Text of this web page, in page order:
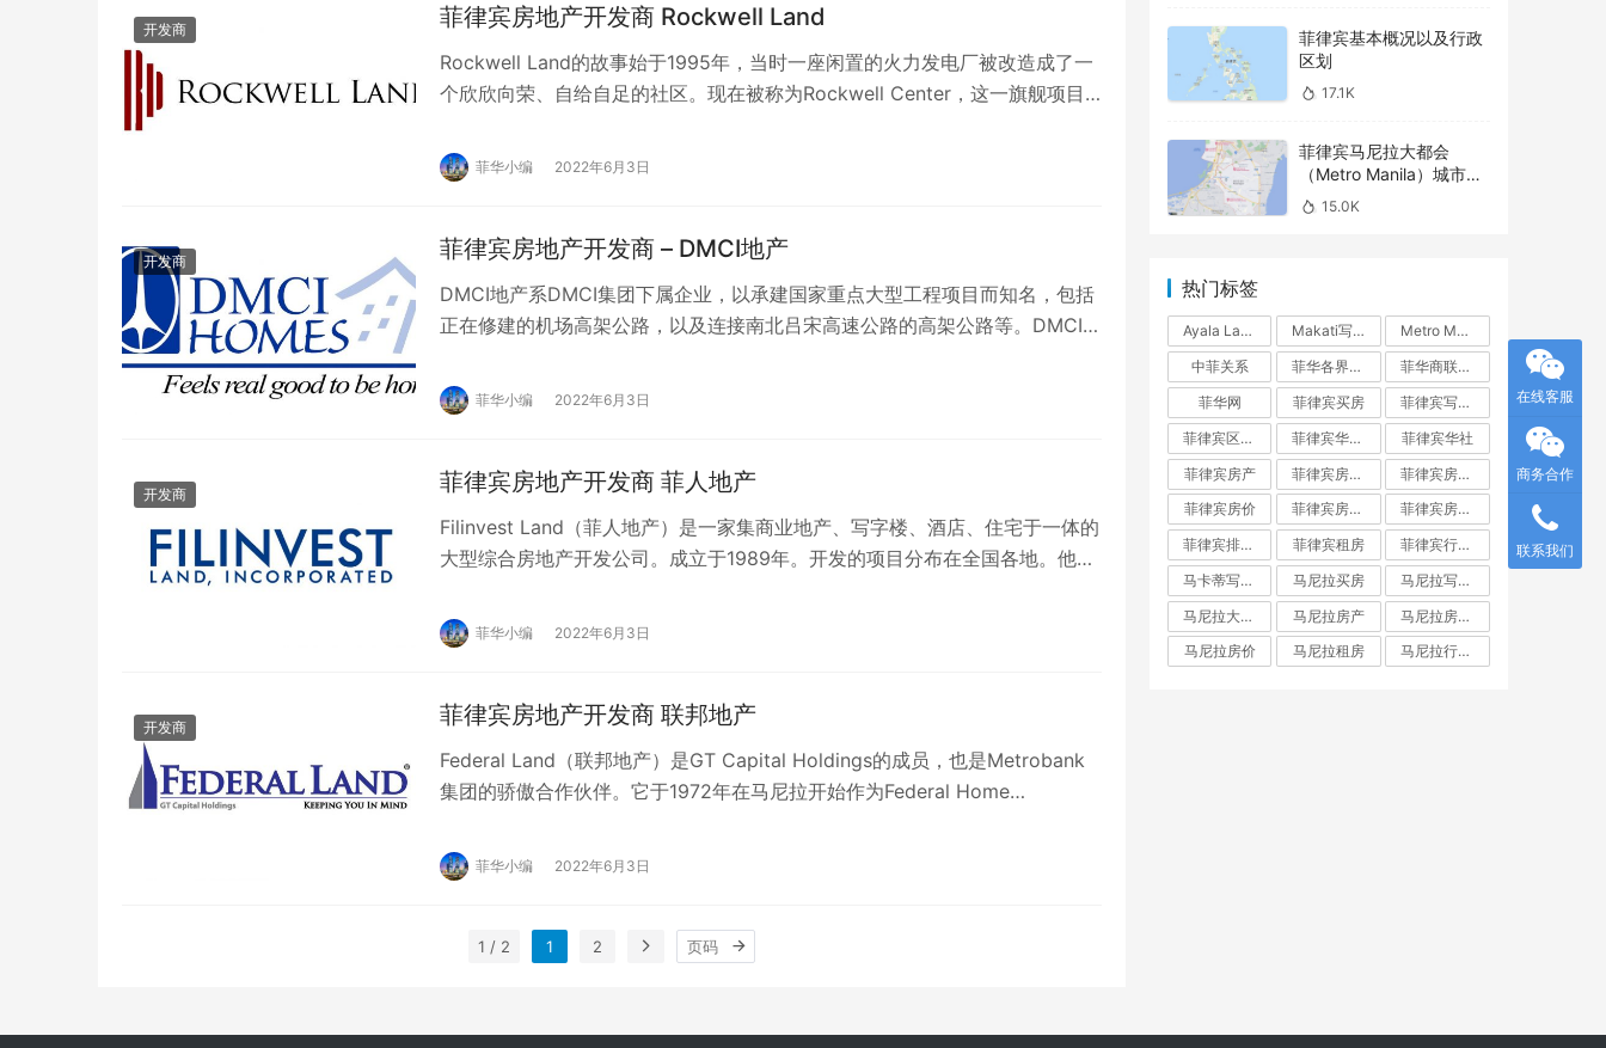
开发商 菲律宾房地产开发商 Rockwell Land
Rockwell Land的故事始于1995年，当时一座闲置的火力发电厂被改造成了一
个欣欣向荣、自给自足的社区。现在被称为Rockwell Center，这一旗舰项目
菲华小编 2022年6月3日
开发商 菲律宾房地产开发商 – DMCI地产
DMCI地产系DMCI集团下属企业，以承建国家重点大型工程项目而知名，包括
正在修建的机场高架公路，以及连接南北吕宋高速公路的高架公路等。DMCI住
菲华小编 2022年6月3日
开发商 菲律宾房地产开发商 菲人地产
Filinvest Land（菲人地产）是一家集商业地产、写字楼、酒店、住宅于一体的
大型综合房地产开发公司。成立于1989年。开发的项目分布在全国各地。他们
菲华小编 2022年6月3日
开发商 菲律宾房地产开发商 联邦地产
Federal Land（联邦地产）是GT Capital Holdings的成员，也是Metrobank
集团的骄傲合作伙伴。它于1972年在马尼拉开始作为Federal Home…
菲华小编 2022年6月3日
1 / 2 1 2
菲律宾基本概况以及行政
区划
17.1K
菲律宾马尼拉大都会
（Metro Manila）城市介
绍之 – Parañaque
15.0K
热门标签
Ayala Land Makati写字楼
Metro Manila
中菲关系
菲华各界联合会
菲华商联总会
菲华网
菲律宾买房
菲律宾写字楼
菲律宾区域指南
菲律宾华人网
菲律宾华社
菲律宾房产
菲律宾房产投资
菲律宾房产投资指南
菲律宾房价
菲律宾房地产
菲律宾房地产开发商
菲律宾排名前十房地产开发商
菲律宾租房
菲律宾行政区划
马卡蒂写字楼
马尼拉买房
马尼拉写字楼
马尼拉大都会
马尼拉房产
马尼拉房产投资
马尼拉房价
马尼拉租房 马尼拉行政区划
在线客服
商务合作
联系我们